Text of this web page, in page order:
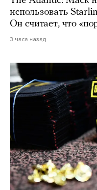
использовать
Он считает, что
3 часа назад